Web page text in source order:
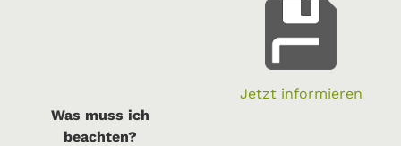
Jetzt informieren
Was muss ich
beachten?